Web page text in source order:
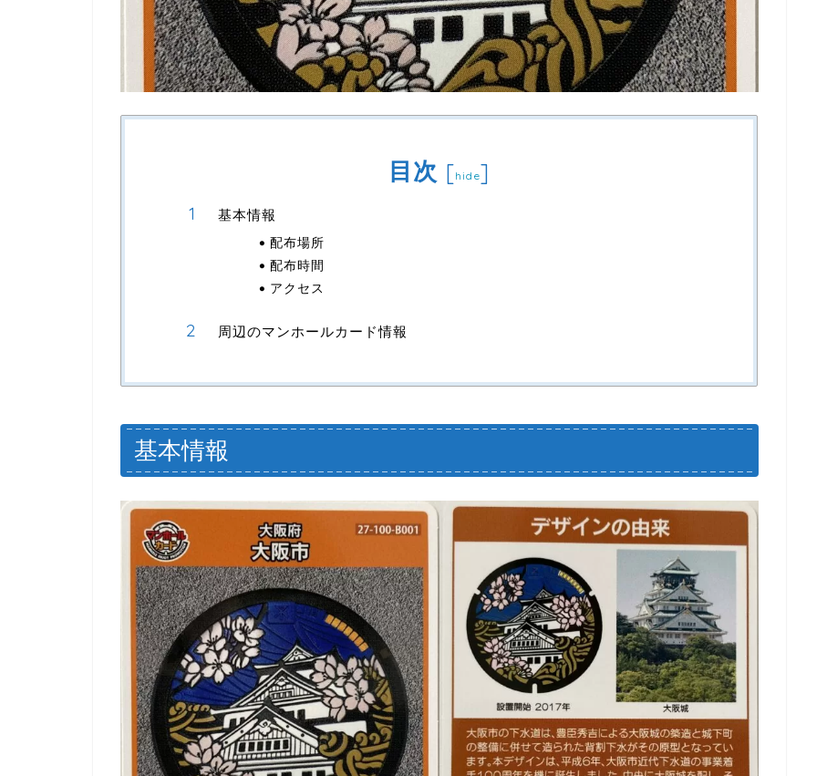
目次 [hide]
基本情報
配布場所
配布時間
アクセス
周辺のマンホールカード情報
基本情報